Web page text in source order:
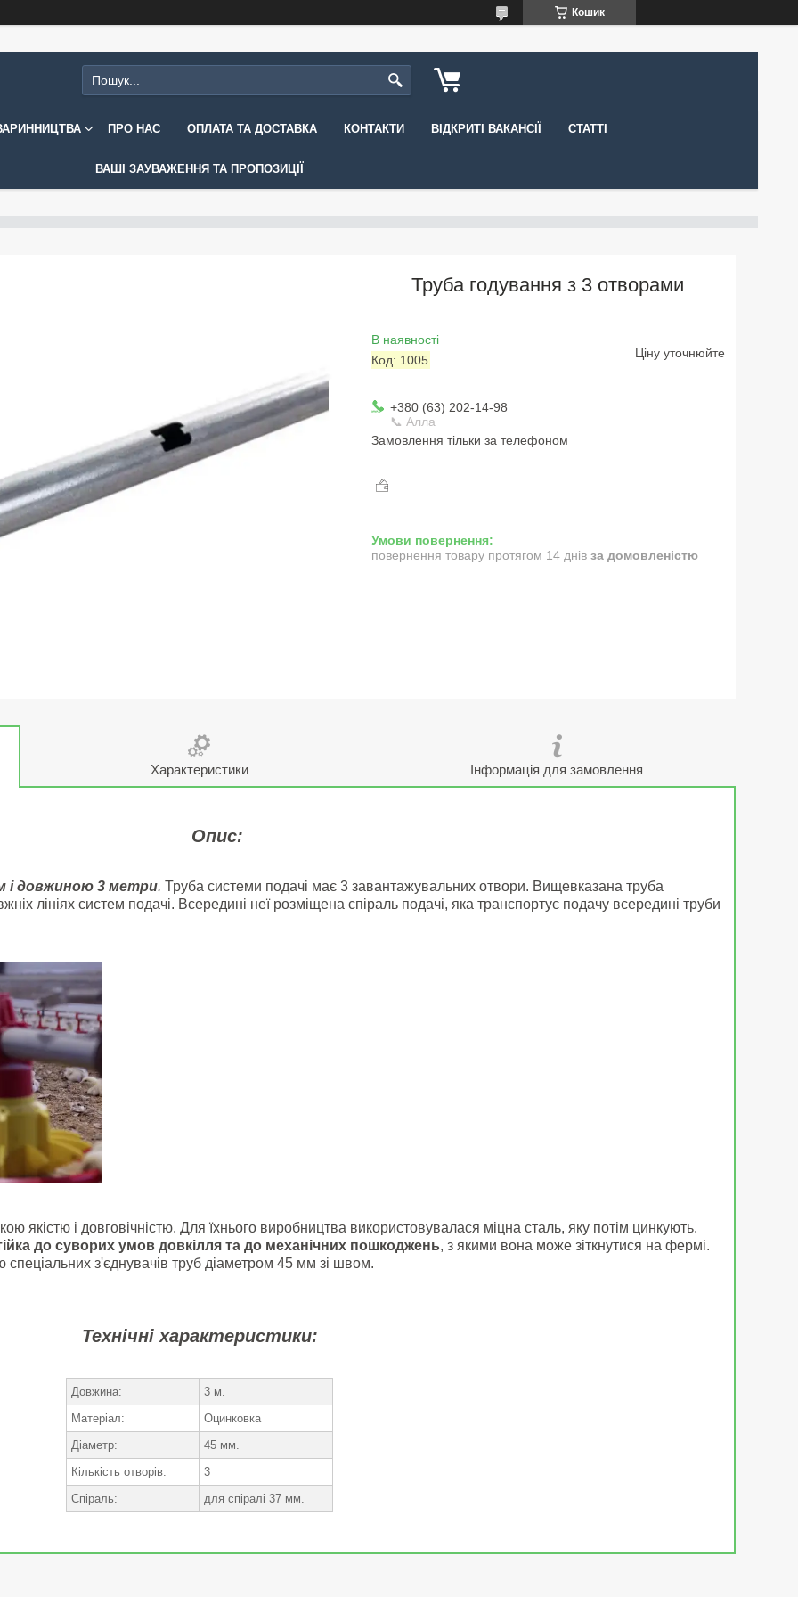
Кошик
ПРО НАС ОПЛАТА ТА ДОСТАВКА КОНТАКТИ ВІДКРИТІ ВАКАНСІЇ СТАТТІ
ВАШІ ЗАУВАЖЕННЯ ТА ПРОПОЗИЦІЇ
Труба годування з 3 отворами
В наявності
Код: 1005 Ціну уточнюйте
+380 (63) 202-14-98
📞 Алла
Замовлення тільки за телефоном
повернення товару протягом 14 днів за домовленістю
Характеристики Інформація для замовлення
Опис:
і довжиною 3 метри. Труба системи подачі має 3 завантажувальних отвори. Вищевказана труба
лініях систем подачі. Всередині неї розміщена спіраль подачі, яка транспортує подачу всередині труби
якістю і довговічністю. Для їхнього виробництва використовувалася міцна сталь, яку потім цинкують.
до суворих умов довкілля та до механічних пошкоджень, з якими вона може зіткнутися на фермі.
спеціальних з'єднувачів труб діаметром 45 мм зі швом.
Технічні характеристики:
Довжина:
3 м.
Матеріал:
Оцинковка
Діаметр:
45 мм.
Кількість отворів:
3
Спіраль:
для спіралі 37 мм.